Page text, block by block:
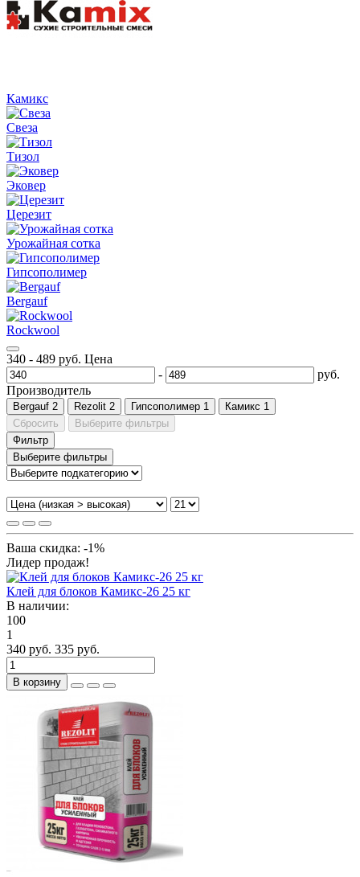
Камикс
Свеза
Тизол
Эковер
Церезит
Урожайная сотка
Гипсополимер
Bergauf
Rockwool
340 - 489 руб. Цена
-
руб.
Производитель
Bergauf 2 Rezolit 2 Гипсополимер 1 Камикс 1
Сбросить
Выберите фильтры
Фильтр
Выберите фильтры
Ваша скидка: -1%
Лидер продаж!
Клей для блоков Камикс-26 25 кг
В наличии:
100
1
340 руб. 335 руб.
В корзину